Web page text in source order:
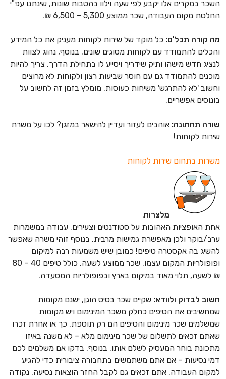
השכר במקרים אלו יקבע לפי שעה וילוו בהטבות שונות, שינתנו עפ"י
החלטת מקום העבודה, שכר ממוצע 5,300 – 6,500 ₪.
מה קורה תכל'ס: כל מוקד של שירות לקוחות מעניק את כל המידע
והכלים להתמודד עם לקוחות מסוגים שונים. בנוסף, נהוג לצוות
לנציג חדש מישהו ותיק שידריך ויסייע לו בתחילת הדרך. צריך להיות
מוכנים להתמודד גם עם חוסר שביעות רצון ולקוחות לא מרוצים
וחשוב 'לא להתרגש' משיחות כעוסות. מומלץ בזמן זה לחשוב על
בונוסים אפשריים.
שורה תחתונה: אוהבים לעזור ועדיין להישאר במזגן? לכו על משרת
שירות לקוחות!
משרות בתחום שירות לקוחות
מלצרות
אחת האופציות האהובות על סטודנטים וצעירים. עבודה במשמרות
ערב/בוקר ולכן מאפשרת גמישות מרבית, בנוסף זוהי משרה שאפשר
להשיג בה אקסטרה טיפים! כמובן שיש משמעות רבה למיקום
ופופולריות המקום עצמו. שכר ממוצע לשעה, כולל טיפים 40 – 80
₪ לשעה, תלוי מאוד במיקום בארץ ובפופולריות המסעדה.
חשוב לבדוק ולוודא: שקיים שכר בסיס הוגן, ישנם מקומות
שמחשיבים את הטיפים כחלק משכר המינימום ויש מקומות
שמשלמים שכר מינימום והטיפים הם רק תוספת, כך או אחרת זכרו
שאתם זכאים לתשלום של שכר מינימום מלא – לא משנה באיזו
מתכונת בוחר המעסיק לשלם אותו. בנוסף, בדקו אם משלמים לכם
דמי נסיעות – אם אתם משתמשים בתחבורה ציבורית כדי להגיע
למקום העבודה, אתם זכאים גם לקבל החזר הוצאות נסיעה. נקודה